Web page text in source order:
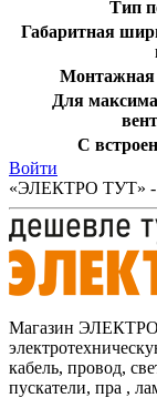
Тип
Габаритная
Монтажная
Для
С
Войти
«ЭЛЕКТРО ТУТ» -
Магазин
кабель, провод,
пускатели, пра ,